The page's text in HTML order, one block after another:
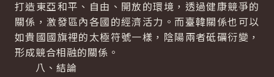
打造東亞和平、自由、開放的環境，透過健康競爭的
關係，激發區內各國的經濟活力。而臺韓關係也可以
如貴國國旗裡的太極符號一樣，陰陽兩者砥礪衍變，
形成競合相融的關係。
八、結論